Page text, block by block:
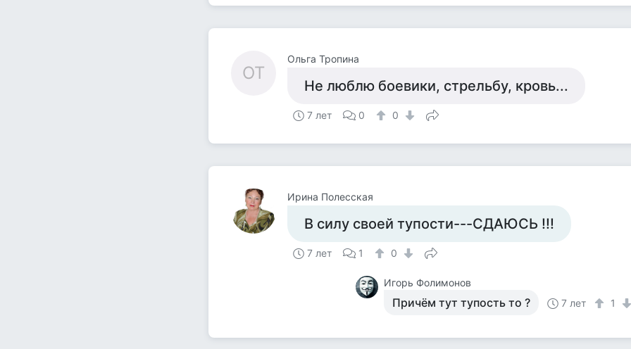
ОТ
Ольга Тропина
Не люблю боевики, стрельбу, кровь...
7 лет 0 0
Ирина Полесская
В силу своей тупости---СДАЮСЬ !!!
7 лет 1 0
Игорь Фолимонов
Причём тут тупость то ? 7 лет 1